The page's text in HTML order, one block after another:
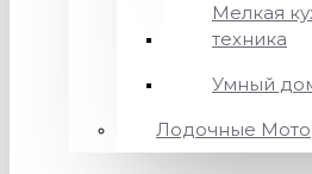
Мелкая
техника
Умный
Лодочные